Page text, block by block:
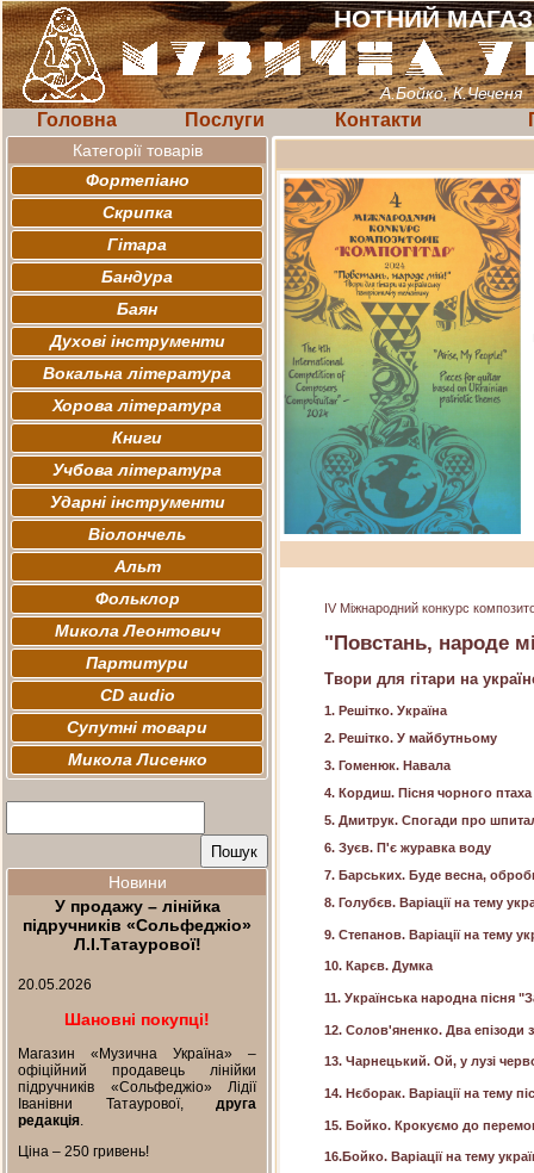
НОТНИЙ
А.Бойко, К.Чеченя
Головна Послуги Контакти
Категорії товарів
Фортепіано
Скрипка
Гітара
Бандура
Баян
Духові інструменти
Вокальна література
Хорова література
Книги
Учбова література
Ударні інструменти
Віолончель
Альт
Фольклор
Микола Леонтович
Партитури
CD audio
Супутні товари
Микола Лисенко
Новини
У продажу – лінійка
підручників «Сольфеджіо»
Л.І.Татаурової!
20.05.2026
Шановні покупці!
Магазин «Музична Україна» –
офіційний продавець лінійки
підручників «Сольфеджіо» Лідії
Іванівни Татаурової, друга
редакція.
Ціна – 250 гривень!
IV Міжнародний конкурс
"Повстань, народе
Твори для гітари на
1. Решітко. Україна
2. Решітко. У майбутньому
3. Гоменюк. Навала
4. Кордиш. Пісня чорного птаха
5. Дмитрук. Спогади про
6. Зуєв. П'є журавка воду
7. Барських. Буде весна,
8. Голубєв. Варіації на тему
9. Степанов. Варіації на тему
10. Карєв. Думка
11. Українська народна пісня
12. Солов'яненко. Два епізоди
13. Чарнецький. Ой, у лузі
14. Нєборак. Варіації на тему
15. Бойко. Крокуємо до
16.Бойко. Варіації на тему